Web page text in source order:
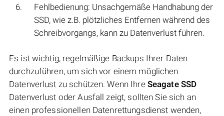
Fehlbedienung: Unsachgemäße Handhabung der
SSD, wie z.B. plötzliches Entfernen während des
Schreibvorgangs, kann zu Datenverlust führen.
Es ist wichtig, regelmäßige Backups Ihrer Daten
durchzuführen, um sich vor einem möglichen
Datenverlust zu schützen. Wenn Ihre Seagate SSD
Datenverlust oder Ausfall zeigt, sollten Sie sich an
einen professionellen Datenrettungsdienst wenden,